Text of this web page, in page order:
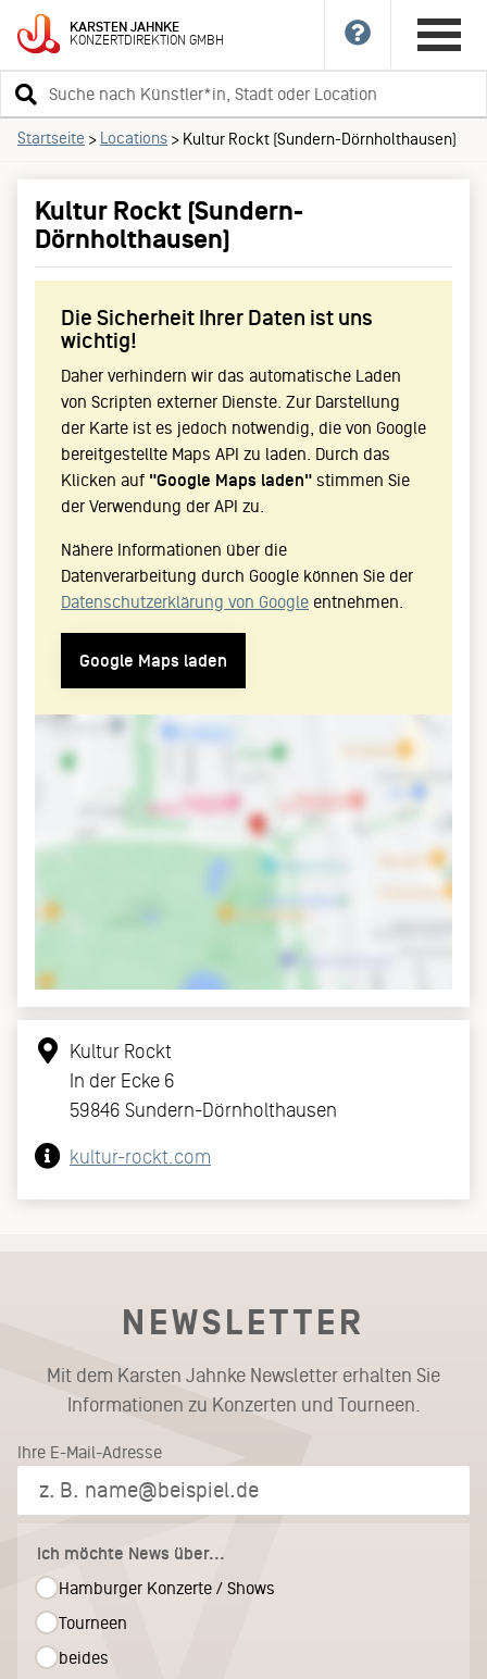
KARSTENJAHNKE
KONZERTDIREKTIONGMBH
Suchbegriff
eingeben
Startseite > Locations > Kultur Rockt (Sundern-Dörnholthausen)
Kultur Rockt (Sundern-
Dörnholthausen)
Die Sicherheit Ihrer Daten ist uns
wichtig!
Daher verhindern wir das automatische Laden
von Scripten externer Dienste. Zur Darstellung
der Karte ist es jedoch notwendig, die von Google
bereitgestellte Maps API zu laden. Durch das
Klicken auf "Google Maps laden" stimmen Sie
der Verwendung der API zu.
Nähere Informationen über die
Datenverarbeitung durch Google können Sie der
Datenschutzerklärung von Google entnehmen.
Google Maps laden
Kultur Rockt
In der Ecke 6
59846 Sundern-Dörnholthausen
kultur-rockt.com
NEWSLETTER
Mit dem Karsten Jahnke Newsletter erhalten Sie
Informationen zu Konzerten und Tourneen.
Ihre E-Mail-Adresse
Ich möchte News über...
Hamburger Konzerte / Shows
Tourneen
beides